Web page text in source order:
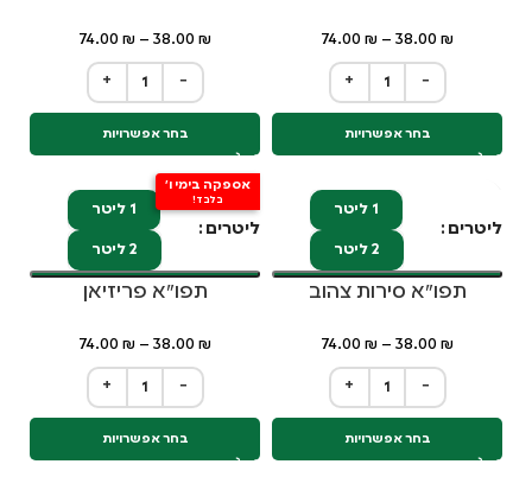
38.00 ₪
–
74.00 ₪
+ −
בחר אפשרויות
38.00 ₪
–
74.00 ₪
+ −
בחר אפשרויות
ליטרים
1 ליטר
2 ליטר
תפו"א סירות צהוב
38.00 ₪
–
74.00 ₪
+ −
בחר אפשרויות
אספקה בימי ו'
בלבד!
ליטרים
1 ליטר
2 ליטר
תפו"א פריזיאן
38.00 ₪
–
74.00 ₪
+ −
בחר אפשרויות